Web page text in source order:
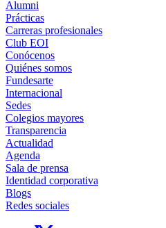
Alumni
Prácticas
Carreras profesionales
Club EOI
Conócenos
Quiénes somos
Fundesarte
Internacional
Sedes
Colegios mayores
Transparencia
Actualidad
Agenda
Sala de prensa
Identidad corporativa
Blogs
Redes sociales